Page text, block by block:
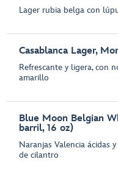
Lager rubia belga con
Casablanca Lager,
Refrescante y ligera, con
amarillo
Blue Moon Belgian
barril, 16 oz)
Naranjas Valencia ácidas
de cilantro